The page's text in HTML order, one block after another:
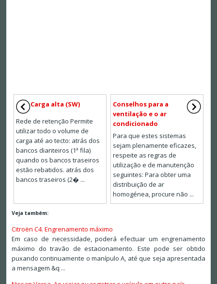
Carga alta (SW)
Rede de retenção Permite
utilizar todo o volume de
carga até ao tecto: atrás dos
bancos dianteiros (1ª fila)
quando os bancos traseiros
estão rebatidos. atrás dos
bancos traseiros (2� ...
Conselhos para a
ventilação e o ar
condicionado
Para que estes sistemas
sejam plenamente eficazes,
respeite as regras de
utilização e de manutenção
seguintes: Para obter uma
distribuição de ar
homogénea, procure não ...
Veja também:
Citroën C4. Engrenamento máximo
Em caso de necessidade, poderá efectuar um engrenamento
máximo do travão de estacionamento. Este pode ser obtido
puxando continuamente o manípulo A, até que seja apresentada
a mensagem &q ...